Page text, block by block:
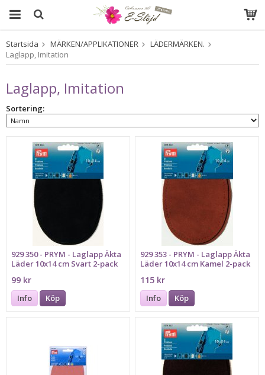
Produkten har blivit tillagd i varukorgen
Startsida MÄRKEN/APPLIKATIONER
LÄDERMÄRKEN.
Laglapp, Imitation
Laglapp, Imitation
Sortering:
929 350 - PRYM - Laglapp Äkta
Läder 10x14 cm Svart 2-pack
99 kr
Info Köp
929 353 - PRYM - Laglapp Äkta
Läder 10x14 cm Kamel 2-pack
115 kr
Info Köp